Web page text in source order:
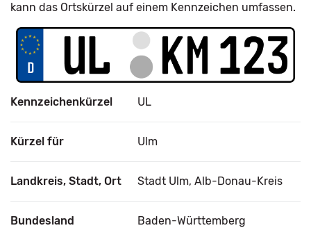
kann das Ortskürzel auf einem Kennzeichen umfassen.
Kennzeichenkürzel UL
Kürzel für Ulm
Landkreis, Stadt, Ort Stadt Ulm, Alb-Donau-Kreis
Bundesland Baden-Württemberg